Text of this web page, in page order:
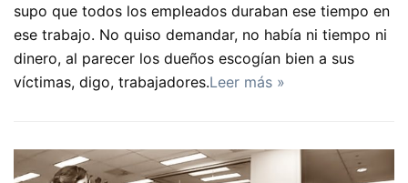
supo que todos los empleados duraban ese tiempo en
ese trabajo. No quiso demandar, no había ni tiempo ni
dinero, al parecer los dueños escogían bien a sus
víctimas, digo, trabajadores.Leer más »